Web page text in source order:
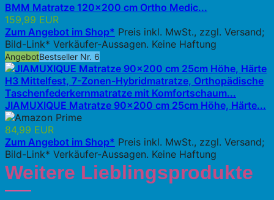
BMM Matratze 120x200 cm Ortho Medic...
159,99 EUR
Zum Angebot im Shop* Preis inkl. MwSt., zzgl. Versand;
Bild-Link* Verkäufer-Aussagen. Keine Haftung
AngebotBestseller Nr. 6
JIAMUXIQUE Matratze 90x200 cm 25cm Höhe, Härte...
84,99 EUR
Zum Angebot im Shop* Preis inkl. MwSt., zzgl. Versand;
Bild-Link* Verkäufer-Aussagen. Keine Haftung
Weitere Lieblingsprodukte